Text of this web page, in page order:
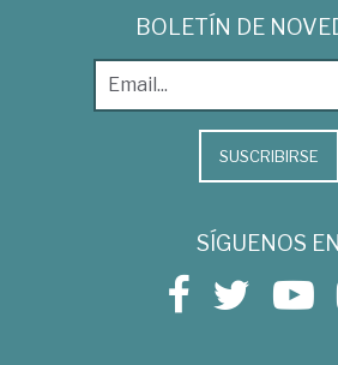
BOLETÍN DE
SUSCRIBIRSE
SÍGUENOS EN